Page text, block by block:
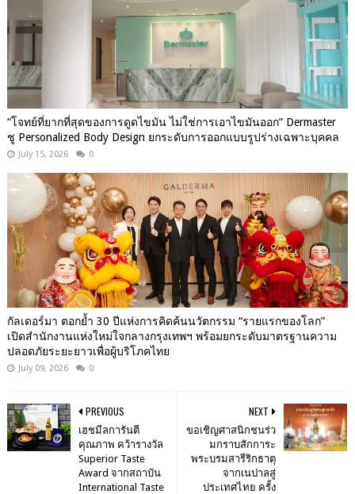
“โจทย์ที่ยากที่สุดของการดูดไขมัน ไม่ใช่การเอาไขมันออก” Dermaster
ชู Personalized Body Design ยกระดับการออกแบบรูปร่างเฉพาะบุคคล
July 15, 2026 0
กัลเดอร์มา ตอกย้ำ 30 ปีแห่งการคิดค้นนวัตกรรม “รายแรกของโลก”
เปิดสำนักงานแห่งใหม่ใจกลางกรุงเทพฯ พร้อมยกระดับมาตรฐานความ
ปลอดภัยระยะยาวเพื่อผู้บริโภคไทย
July 09, 2026 0
NEXT
ขอเชิญศาสนิกชนร่ว
มกราบสักการะ
พระบรมสารีริกธาตุ
จากเนปาลสู่
ประเทศไทย ครั้ง
PREVIOUS
เฮชมีลการันตี
คุณภาพ คว้ารางวัล
Superior Taste
Award จากสถาบัน
International Taste